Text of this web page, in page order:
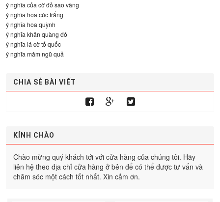
ý nghĩa của cờ đỏ sao vàng
ý nghĩa hoa cúc trắng
ý nghĩa hoa quỳnh
ý nghĩa khăn quàng đỏ
ý nghĩa lá cờ tổ quốc
ý nghĩa mâm ngũ quả
CHIA SẺ BÀI VIẾT
KÍNH CHÀO
Chào mừng quý khách tới với cửa hàng của chúng tôi. Hãy
liên hệ theo địa chỉ cửa hàng ở bên để có thể được tư vấn và
chăm sóc một cách tốt nhất. Xin cảm ơn.